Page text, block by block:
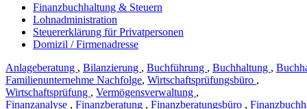
Finanzbuchhaltung & Steuern
Lohnadministration
Steuererklärung für Privatpersonen
Domizil / Firmenadresse
Anlageberatung , Bilanzierung , Buchführung , Buchhaltung ,
Familienunternehme Nachfolge, Wirtschaftsprüfungsbüro ,
Wirtschaftsprüfung , Vermögensverwaltung ,
Finanzanalyse , Finanzberatung , Finanzberatungsbüro ,